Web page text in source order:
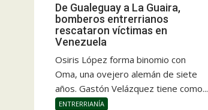
De Gualeguay a La Guaira,
bomberos entrerrianos
rescataron víctimas en
Venezuela
Osiris López forma binomio con
Oma, una ovejero alemán de siete
años. Gastón Velázquez tiene como...
ENTRERRIANÍA